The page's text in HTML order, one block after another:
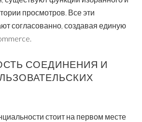
просмотров. Все эти
согласованно, создавая единую
СОЕДИНЕНИЯ И
стоит на первом месте